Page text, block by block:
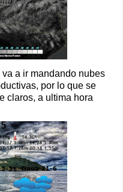
a ir mandando nubes
por lo que se
claros, a ultima hora